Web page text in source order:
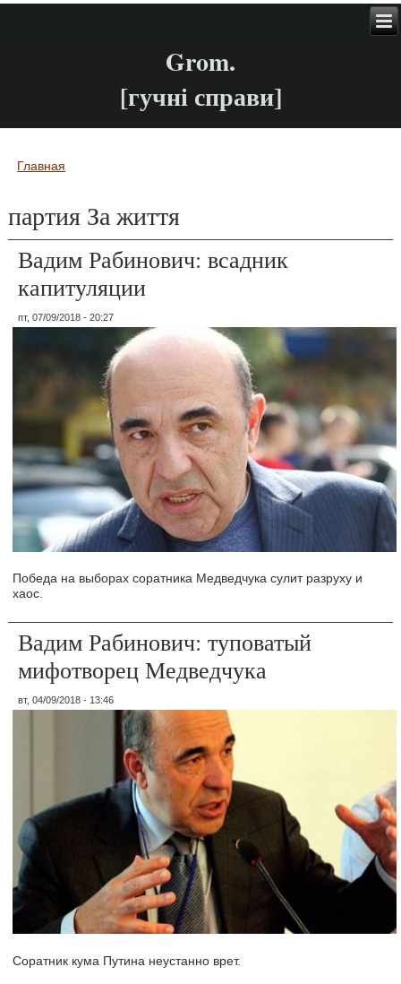
Grom.
[гучні справи]
Вы здесь
Главная
партия За життя
Вадим Рабинович: всадник
капитуляции
пт, 07/09/2018 - 20:27
Победа на выборах соратника Медведчука сулит разруху и
хаос.
Вадим Рабинович: туповатый
мифотворец Медведчука
вт, 04/09/2018 - 13:46
Соратник кума Путина неустанно врет.